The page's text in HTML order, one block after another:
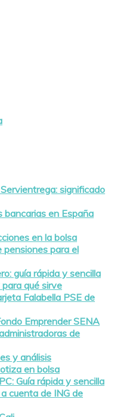
significado
bancarias en España
en la bolsa
pensiones para el
guía rápida y sencilla
qué sirve
Falabella PSE de
Emprender SENA
de
y análisis
en bolsa
Guía rápida y sencilla
cuenta de ING de